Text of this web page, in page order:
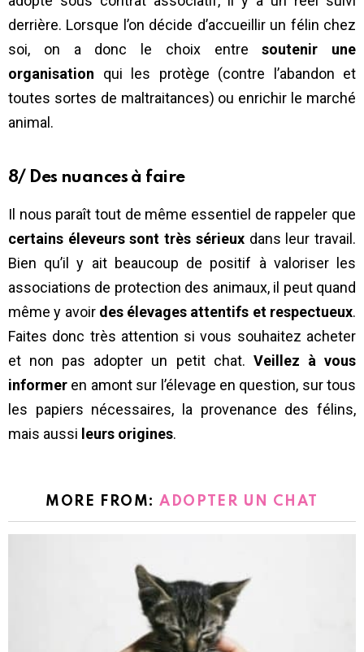
derrière. Lorsque l’on décide d’accueillir un félin chez
soi, on a donc le choix entre soutenir une
organisation qui les protège (contre l’abandon et
toutes sortes de maltraitances) ou enrichir le marché
animal.
8/ Des nuances à faire
Il nous paraît tout de même essentiel de rappeler que
certains éleveurs sont très sérieuxdans leur travail.
Bien qu’il y ait beaucoup de positif à valoriser les
associations de protection des animaux, il peut quand
même y avoir des élevages attentifs et respectueux.
Faites donc très attention si vous souhaitez acheter
et non pas adopter un petit chat. Veillez à vous
informer en amont sur l’élevage en question, sur tous
les papiers nécessaires, la provenance des félins,
mais aussi leurs origines.
MORE FROM:ADOPTER UN CHAT